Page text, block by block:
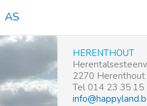
AS
HERENTHOUT
2270 Herenthout
Tel 014 23 35 15